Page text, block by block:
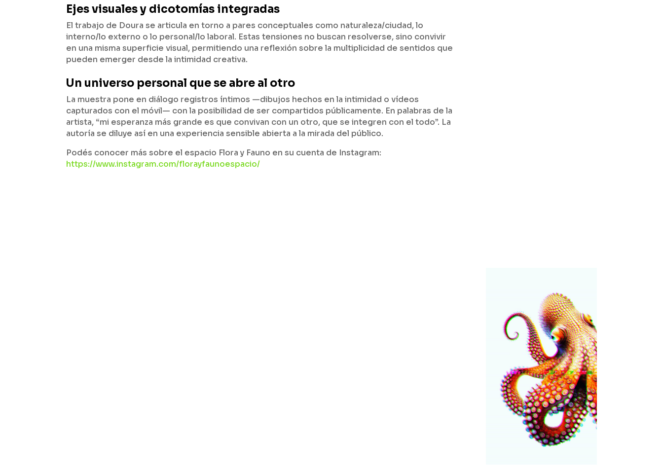
Ejes visuales y dicotomías integradas
El trabajo de Doura se articula en torno a pares conceptuales como naturaleza/ciudad, lo
interno/lo externo o lo personal/lo laboral. Estas tensiones no buscan resolverse, sino convivir
en una misma superficie visual, permitiendo una reflexión sobre la multiplicidad de sentidos que
pueden emerger desde la intimidad creativa.
Un universo personal que se abre al otro
La muestra pone en diálogo registros íntimos —dibujos hechos en la intimidad o vídeos
capturados con el móvil— con la posibilidad de ser compartidos públicamente. En palabras de la
artista, “mi esperanza más grande es que convivan con un otro, que se integren con el todo”. La
autoría se diluye así en una experiencia sensible abierta a la mirada del público.
Podés conocer más sobre el espacio Flora y Fauno en su cuenta de Instagram:
https://www.instagram.com/florayfaunoespacio/